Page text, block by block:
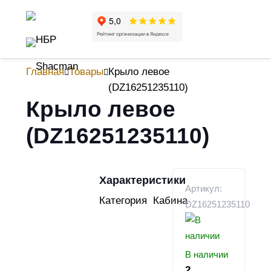
Главная Товары Крыло левое
(DZ16251235110)
Крыло левое
(DZ16251235110)
Характеристики
Категория Кабина
Артикул:
DZ16251235110
В наличии